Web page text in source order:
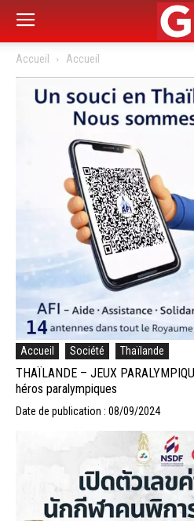
Accueil Accueil
Accueil Société Thaïlande
THAÏLANDE – JEUX
héros paralympiques
Date de publication : 08/09/2024